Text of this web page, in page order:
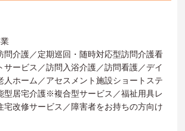
問介護／定期巡回・随時対応型訪問介護看
サービス／訪問入浴介護／訪問看護／デイ
人ホーム／アセスメント施設ショートステ
型居宅介護※複合型サービス／福祉用具レ
宅改修サービス／障害者をお持ちの方向け